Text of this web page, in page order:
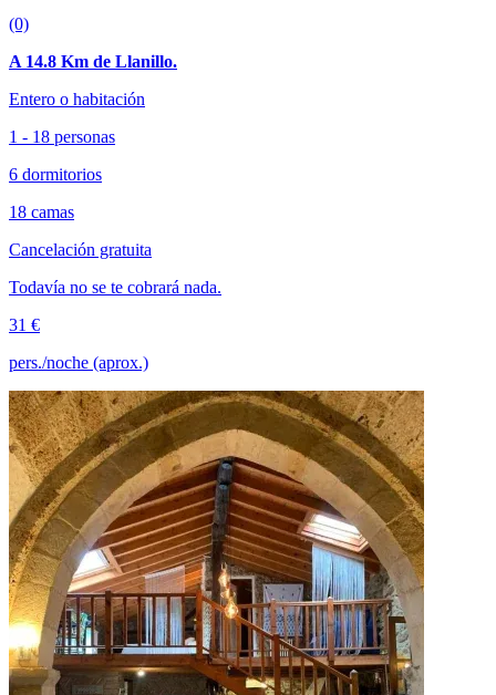
(0)
A 14.8 Km de Llanillo.
Entero o habitación
1 - 18 personas
6 dormitorios
18 camas
Cancelación gratuita
Todavía no se te cobrará nada.
31 €
pers./noche (aprox.)